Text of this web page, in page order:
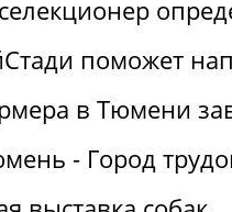
поможет
в Тюмени
- Город